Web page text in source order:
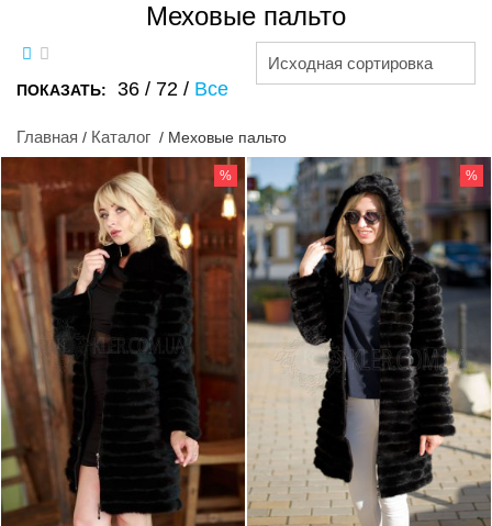
Меховые пальто
Исходная сортировка
ПОКАЗАТЬ: 36 / 72 / Все
Главная / Каталог / Меховые пальто
%
%